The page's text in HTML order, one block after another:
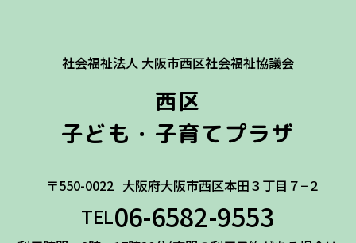
社会福祉法人 大阪市西区社会福祉協議会
西区
子ども・子育てプラザ
〒550-0022 大阪府大阪市西区本田３丁目７−２
TEL06-6582-9553